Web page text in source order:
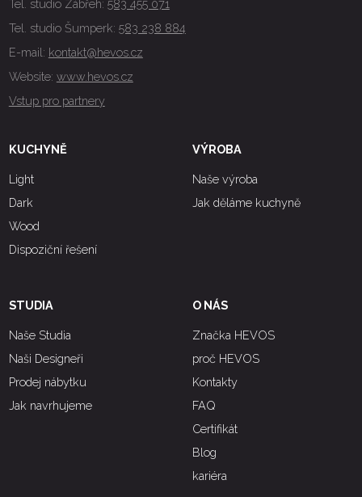
Tel. studio Zábřeh: 583 455 071
Tel. studio Šumperk: 583 238 884
E-mail: kontakt@hevos.cz
Website: www.hevos.cz
Vstup pro partnery
KUCHYNĚ
Light
Dark
Wood
Dispoziční řešení
VÝROBA
Naše výroba
Jak děláme kuchyně
STUDIA
Naše Studia
Naši Designeři
Prodej nábytku
Jak navrhujeme
O NÁS
Značka HEVOS
proč HEVOS
Kontakty
FAQ
Certifikát
Blog
kariéra